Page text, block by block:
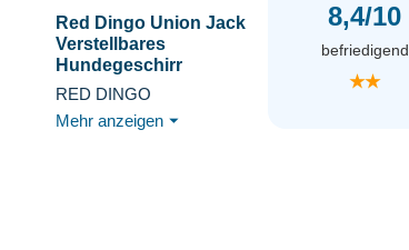
Red Dingo Union Jack
Verstellbares
Hundegeschirr
RED DINGO
Mehr anzeigen ⏷
8,4/10
befriedigend
★★